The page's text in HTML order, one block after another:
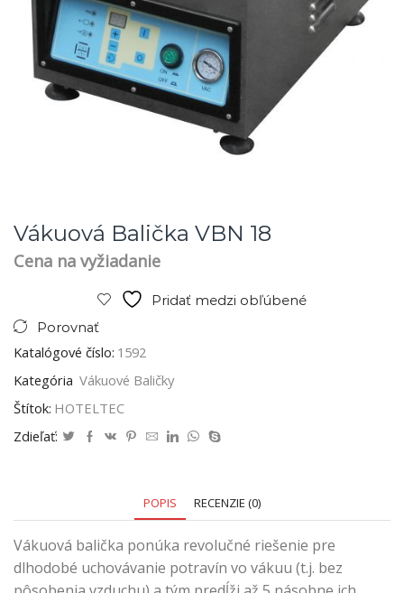
Vákuová Balička VBN 18
Cena na vyžiadanie
Pridať medzi obľúbené
Porovnať
Katalógové číslo: 1592
Kategória Vákuové Baličky
Štítok: HOTELTEC
Zdieľať:
POPIS RECENZIE (0)
Vákuová balička ponúka revolučné riešenie pre
dlhodobé uchovávanie potravín vo vákuu (t.j. bez